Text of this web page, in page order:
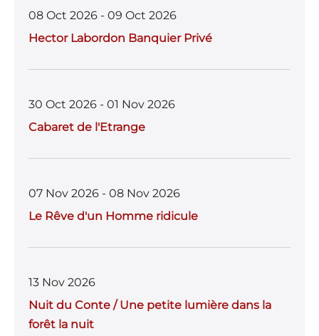
08 Oct 2026 - 09 Oct 2026
Hector Labordon Banquier Privé
30 Oct 2026 - 01 Nov 2026
Cabaret de l'Etrange
07 Nov 2026 - 08 Nov 2026
Le Rêve d'un Homme ridicule
13 Nov 2026
Nuit du Conte / Une petite lumière dans la
forêt la nuit